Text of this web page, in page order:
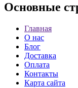
Основные
Главная
О нас
Блог
Доставка
Оплата
Контакты
Карта сайта